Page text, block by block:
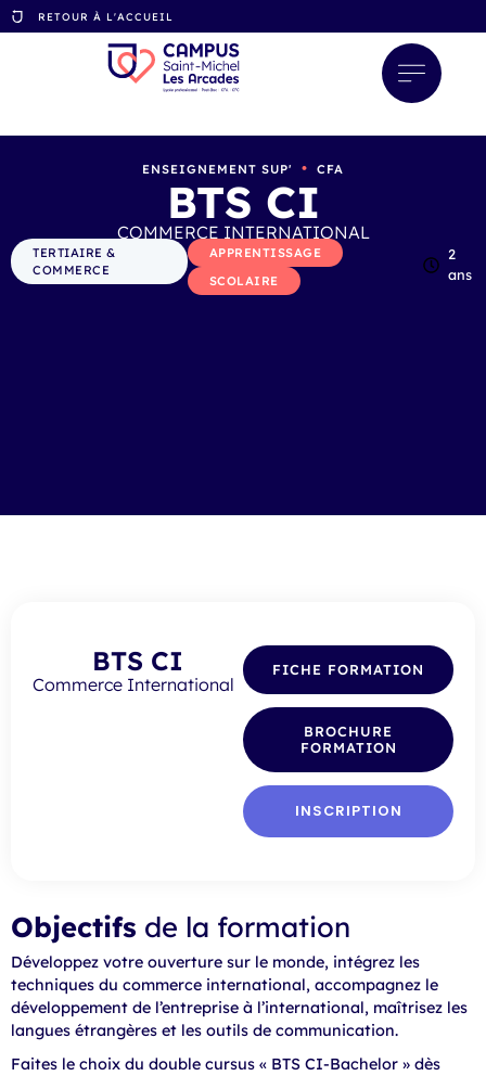
RETOUR À L'ACCUEIL
ENSEIGNEMENT SUP' • CFA
BTS CI
COMMERCE INTERNATIONAL
TERTIAIRE &
COMMERCE
APPRENTISSAGE
SCOLAIRE
2
ans
BTS CI
Commerce International
FICHE FORMATION
BROCHURE
FORMATION
INSCRIPTION
Objectifs de la formation
Développez votre ouverture sur le monde, intégrez les
techniques du commerce international, accompagnez le
développement de l’entreprise à l’international, maîtrisez les
langues étrangères et les outils de communication.
Faites le choix du double cursus « BTS CI-Bachelor » dès